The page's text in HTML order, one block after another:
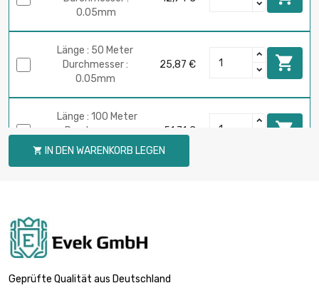
0.05mm
Länge : 50 Meter
Durchmesser :
0.05mm
25,87 € 
Länge : 100 Meter
Durchmesser :
0.05mm
51,71 € 
Länge : 500 Meter
0.05mm
 IN DEN WARENKORB LEGEN
Geprüfte Qualität aus Deutschland